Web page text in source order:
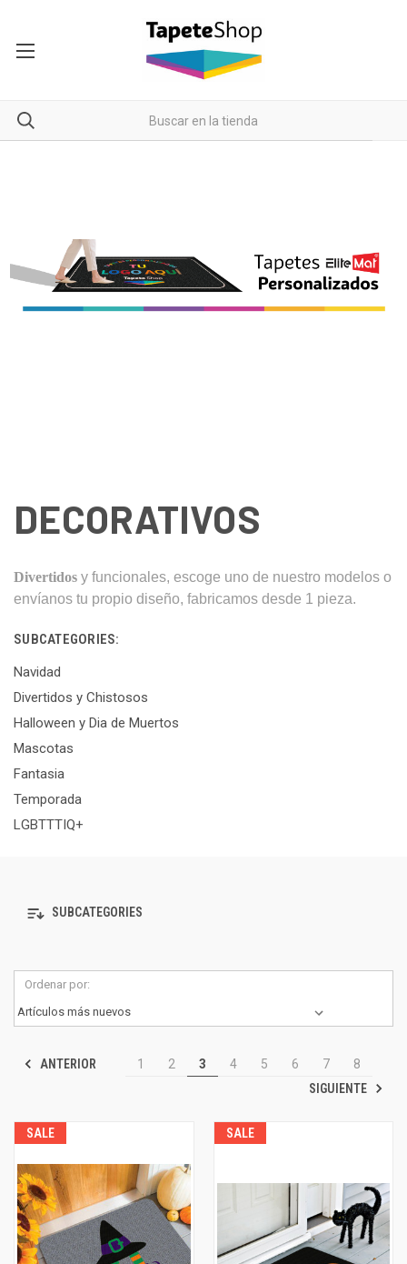
DECORATIVOS
Divertidos y funcionales, escoge uno de nuestro modelos o
envíanos tu propio diseño, fabricamos desde 1 pieza.
SUBCATEGORIES:
Navidad
Divertidos y Chistosos
Halloween y Dia de Muertos
Mascotas
Fantasia
Temporada
LGBTTTIQ+
SUBCATEGORIES
Ordenar por:
ANTERIOR 1 2 3 4 5 6 7
8
SIGUIENTE
SALE SALE